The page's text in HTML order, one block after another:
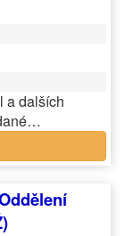
a dalších